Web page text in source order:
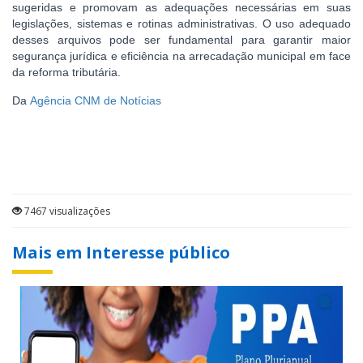
sugeridas e promovam as adequações necessárias em suas
legislações, sistemas e rotinas administrativas. O uso adequado
desses arquivos pode ser fundamental para garantir maior
segurança jurídica e eficiência na arrecadação municipal em face
da reforma tributária.
Da Agência CNM de Notícias
7467 visualizações
Mais em Interesse público